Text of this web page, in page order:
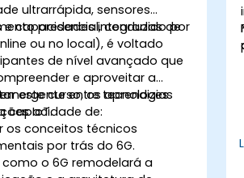
ultrarrápida, sensores
e capacidades integradas de
presencial, conduzido por
ou no local), é voltado
de nível avançado que
e aproveitar a
entre tecnologias
IoT.
este curso, os aprendizes
capacidade de:
os conceitos técnicos
por trás do 6G.
como o 6G remodelará a